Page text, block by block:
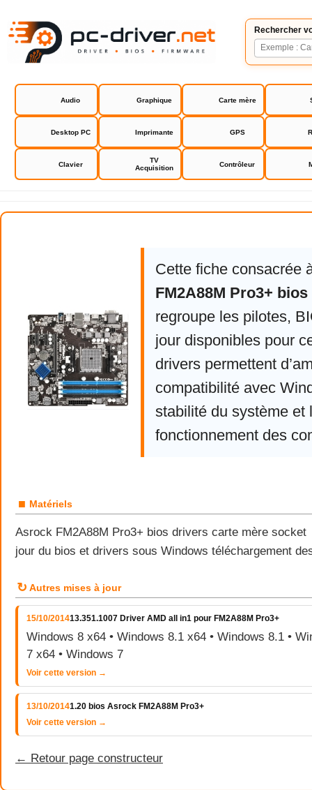
Rechercher
Audio Graphique Carte mère
Desktop PC Imprimante GPS
Clavier
TV
Acquisition
Contrôleur
Asrock FM2A88M Pro3+ bios
Cette fiche consacrée
FM2A88M Pro3+
regroupe les pilotes,
jour disponibles pour
drivers permettent
compatibilité avec
stabilité du système et
fonctionnement des
■ Matériels
Asrock FM2A88M Pro3+ bios drivers carte mère
jour du bios et drivers sous Windows téléchargement
↻ Autres mises à jour
15/10/201413.351.1007 Driver AMD all in1 pour FM2A88M Pro3+
Windows 8 x64 • Windows 8.1 x64 • Windows 8.1 •
7 x64 • Windows 7
Voir cette version →
13/10/20141.20 bios Asrock FM2A88M Pro3+
Voir cette version →
← Retour page constructeur